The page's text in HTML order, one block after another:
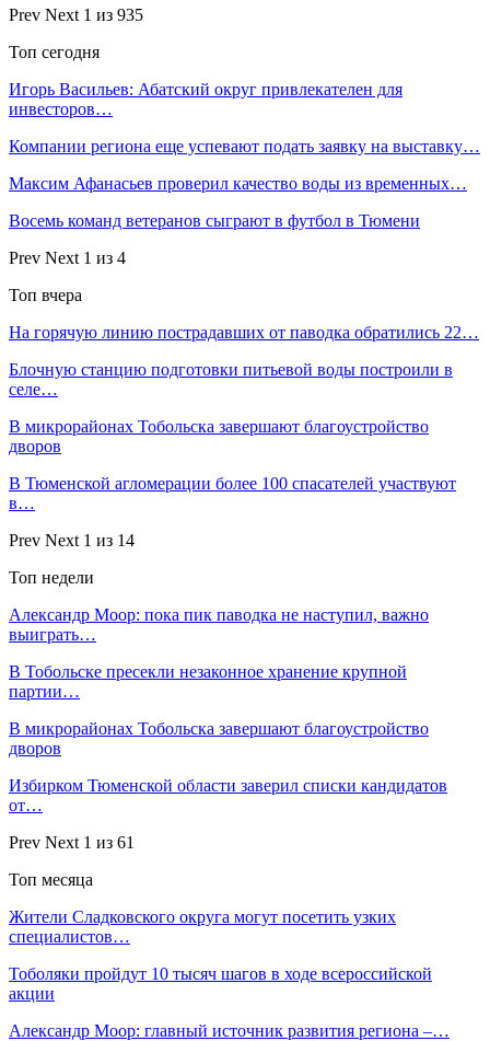
Prev Next 1 из 935
Топ сегодня
Игорь Васильев: Абатский округ привлекателен для
инвесторов…
Компании региона еще успевают подать заявку на выставку…
Максим Афанасьев проверил качество воды из временных…
Восемь команд ветеранов сыграют в футбол в Тюмени
Prev Next 1 из 4
Топ вчера
На горячую линию пострадавших от паводка обратились 22…
Блочную станцию подготовки питьевой воды построили в
селе…
В микрорайонах Тобольска завершают благоустройство
дворов
В Тюменской агломерации более 100 спасателей участвуют
в…
Prev Next 1 из 14
Топ недели
Александр Моор: пока пик паводка не наступил, важно
выиграть…
В Тобольске пресекли незаконное хранение крупной
партии…
В микрорайонах Тобольска завершают благоустройство
дворов
Избирком Тюменской области заверил списки кандидатов
от…
Prev Next 1 из 61
Топ месяца
Жители Сладковского округа могут посетить узких
специалистов…
Тоболяки пройдут 10 тысяч шагов в ходе всероссийской
акции
Александр Моор: главный источник развития региона –…